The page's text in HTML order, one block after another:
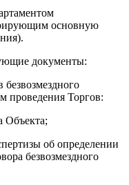
основную
документы:
проведения Торгов:
Объекта;
об определении
безвозмездного